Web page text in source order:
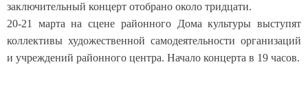
заключительный концерт отобрано около тридцати.
20-21 марта на сцене районного Дома культуры выступят
коллективы художественной самодеятельности организаций
и учреждений районного центра. Начало концерта в 19 часов.